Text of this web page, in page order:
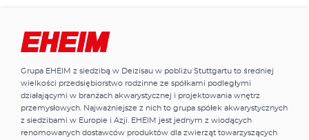
Grupa EHEIM z siedzibą w Deizisau w pobliżu Stuttgartu to średniej
wielkości przedsiębiorstwo rodzinne ze spółkami podległymi
działającymi w branżach akwarystycznej i projektowania wnętrz
przemysłowych. Najważniejsze z nich to grupa spółek akwarystycznych
z siedzibami w Europie i Azji. EHEIM jest jednym z wiodących
renomowanych dostawców produktów dla zwierząt towarzyszących